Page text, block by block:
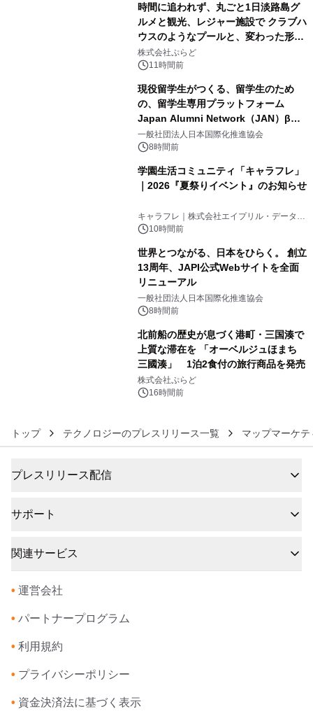
時間に追われず、丸ごと1日淡路島グ
ルメと観光、レジャー施設で クラブハ
ウスのようなプールと、変わった形の
サウナも 「THE BOXY AWAJI」のお
得な素泊まり連泊プランで
株式会社ぷらど
11時間前
現役留学生がつくる、留学生のため
の、留学生専用プラットフォーム
Japan Alumni Network（JAN）β版
をリリース
一般社団法人日本国際化推進協会
8時間前
学園生活コミュニティ「キャラフレ」
｜2026『夏祭りイベント』のお知らせ
キャラフレ｜株式会社エイプリル・データ・
デザインズ
10時間前
世界とつながる、日本をひらく。 創立
13周年、JAPI公式Webサイトを全面
リニューアル
一般社団法人日本国際化推進協会
8時間前
北前船の歴史が息づく港町・三国湊で
上質な滞在を 「オーベルジュほまち
三國湊」 1泊2食付の旅行商品を発売
株式会社ぷらど
16時間前
トップ テクノロジーのプレスリリース一覧 マップマーケ
プレスリリース配信
サポート
関連サービス
• 運営会社
• パートナープログラム
• 利用規約
• プライバシーポリシー
• 資金決済法に基づく表示